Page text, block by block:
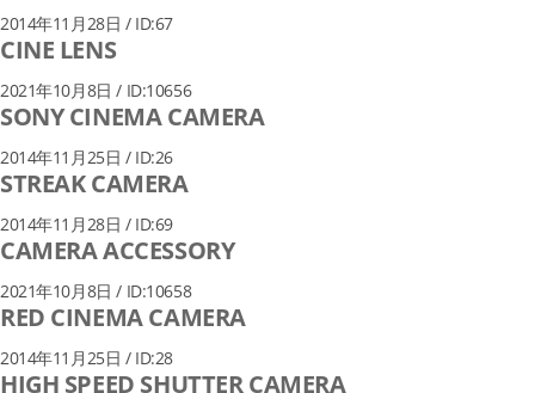
2014年11月28日 / ID:67
CINE LENS
2021年10月8日 / ID:10656
SONY CINEMA CAMERA
2014年11月25日 / ID:26
STREAK CAMERA
2014年11月28日 / ID:69
CAMERA ACCESSORY
2021年10月8日 / ID:10658
RED CINEMA CAMERA
2014年11月25日 / ID:28
HIGH SPEED SHUTTER CAMERA